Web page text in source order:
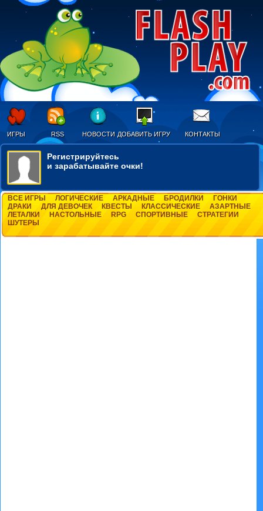
ИГРЫ RSS НОВОСТИ ДОБАВИТЬ ИГРУ КОНТАКТЫ
Регистрируйтесь
и зарабатывайте очки!
ВСЕ ИГРЫ ЛОГИЧЕСКИЕ АРКАДНЫЕ БРОДИЛКИ
ГОНКИ
ДРАКИ
ДЛЯ ДЕВОЧЕК КВЕСТЫ КЛАССИЧЕСКИЕ
АЗАРТНЫЕ
ЛЕТАЛКИ
НАСТОЛЬНЫЕ RPG СПОРТИВНЫЕ
СТРАТЕГИИ
ШУТЕРЫ